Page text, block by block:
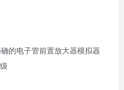
的电子管前置放大器模拟器